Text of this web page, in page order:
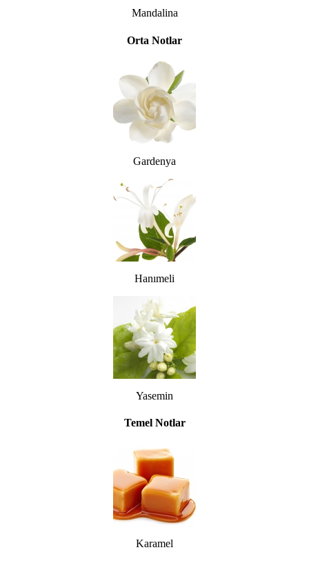
Mandalina
Orta Notlar
Gardenya
Hanımeli
Yasemin
Temel Notlar
Karamel